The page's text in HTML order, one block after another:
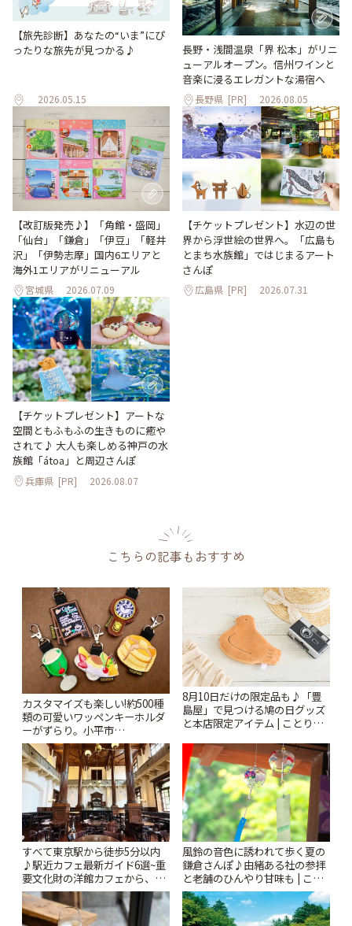
【旅先診断】あなたの“いま”にぴ
ったりな旅先が見つかる♪
2026.05.15
長野・浅間温泉「界 松本」がリニ
ューアルオープン。信州ワインと
音楽に浸るエレガントな湯宿へ
長野県 [PR] 2026.08.05
【改訂版発売♪】「角館・盛岡」
「仙台」「鎌倉」「伊豆」「軽井
沢」「伊勢志摩」国内6エリアと
海外1エリアがリニューアル
宮城県 2026.07.09
【チケットプレゼント】水辺の世
界から浮世絵の世界へ。「広島も
とまち水族館」ではじまるアート
さんぽ
広島県 [PR] 2026.07.31
【チケットプレゼント】アートな
空間ともふもふの生きものに癒や
されて♪ 大人も楽しめる神戸の水
族館「átoa」と周辺さんぽ
兵庫県 [PR] 2026.08.07
こちらの記事もおすすめ
カスタマイズも楽しい!約500種
類の可愛いワッペンキーホルダ
ーがずらり。小平市
「Kimamaya T&K」 | ことりっ
ぷ
8月10日だけの限定品も♪「豊
島屋」で見つける鳩の日グッズ
と本店限定アイテム | ことりっ
すべて東京駅から徒歩5分以内
♪駅近カフェ最新ガイド6選~重
要文化財の洋館カフェから、改
札すぐのレトロ喫茶まで~ | こと
りっぷ
風鈴の音色に誘われて歩く夏の
鎌倉さんぽ♪由緒ある社の参拝
と老舗のひんやり甘味も | こと
りっぷ